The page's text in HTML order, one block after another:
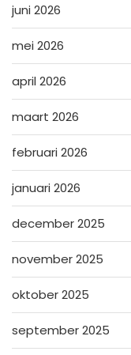
juni 2026
mei 2026
april 2026
maart 2026
februari 2026
januari 2026
december 2025
november 2025
oktober 2025
september 2025